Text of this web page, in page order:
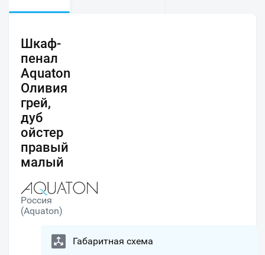
Шкаф-
пенал
Aquaton
Оливия
грей,
дуб
ойстер
правый
малый
Россия
(Aquaton)
Габаритная схема